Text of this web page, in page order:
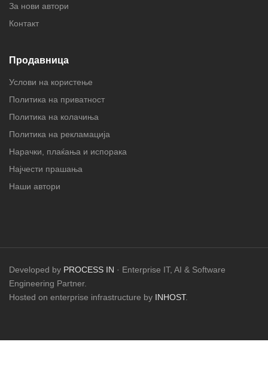
За нови автори
Контакт
Продавница
Услови на користење
Политика на приватност
Политика на колачиња
Политика на рекламација
Нарачки, плаќања и испорака
Најчести прашања
Наши автори
Developed by PROCESS IN · Enterprise IT, AI & Software
Engineering Partner.
Hosted on enterprise infrastructure by INHOST.